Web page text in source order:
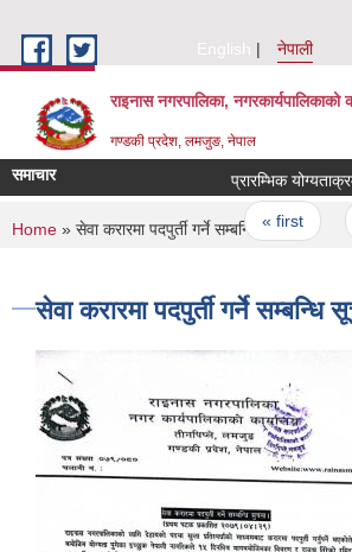
English
नेपाली
राइनास नगरपालिका, नगरकार्यपालिकाको
गण्डकी प्रदेश, लमजुङ, नेपाल
समाचार प्रारम्भिक
Pages
« first
You are here
Home » सेवा करारमा पदपुर्ती गर्ने सम्बन्धि सूचना ।
सेवा करारमा पदपुर्ती गर्ने सम्बन्धि